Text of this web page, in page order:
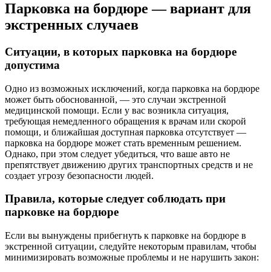
Парковка на бордюре — вариант для
экстренных случаев
Ситуации, в которых парковка на бордюре
допустима
Одно из возможных исключений, когда парковка на бордюре
может быть обоснованной, — это случаи экстренной
медицинской помощи. Если у вас возникла ситуация,
требующая немедленного обращения к врачам или скорой
помощи, и ближайшая доступная парковка отсутствует —
парковка на бордюре может стать временным решением.
Однако, при этом следует убедиться, что ваше авто не
препятствует движению других транспортных средств и не
создает угрозу безопасности людей.
Правила, которые следует соблюдать при
парковке на бордюре
Если вы вынуждены прибегнуть к парковке на бордюре в
экстренной ситуации, следуйте некоторым правилам, чтобы
минимизировать возможные проблемы и не нарушить закон: